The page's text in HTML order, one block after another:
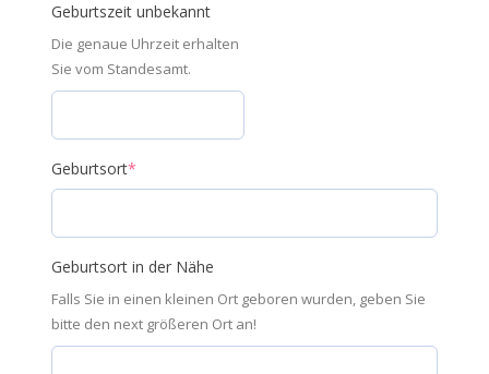
Geburtszeit unbekannt
Die genaue Uhrzeit erhalten
Sie vom Standesamt.
Geburtsort*
Geburtsort in der Nähe
Falls Sie in einen kleinen Ort geboren wurden, geben Sie
bitte den next größeren Ort an!